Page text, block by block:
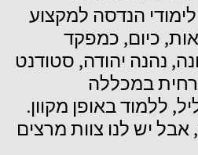
לימודי הנדסה למקצוע
, כיום, כמפקד
, נהנה יהודה, סטודנט
במכללה
, ללמודבאופן מקוון.
, אבל יש לנו צוות מרצים